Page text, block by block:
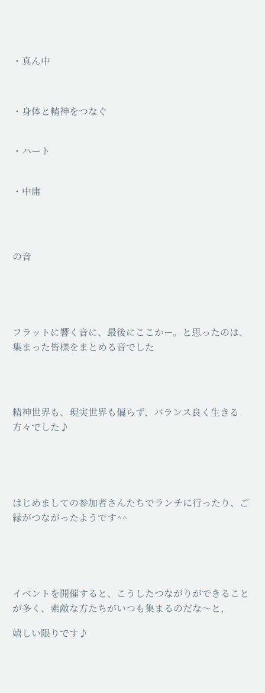
・真ん中
・身体と精神をつなぐ
・ハート
・中庸
の音
フラットに響く音に、最後にここかー。と思ったのは、
集まった皆様をまとめる音でした
精神世界も、現実世界も偏らず、バランス良く生きる
方々でした♪
はじめましての参加者さんたちでランチに行ったり、ご
縁がつながったようです^^
イベントを開催すると、こうしたつながりができること
が多く、素敵な方たちがいつも集まるのだな～と,
嬉しい限りです♪